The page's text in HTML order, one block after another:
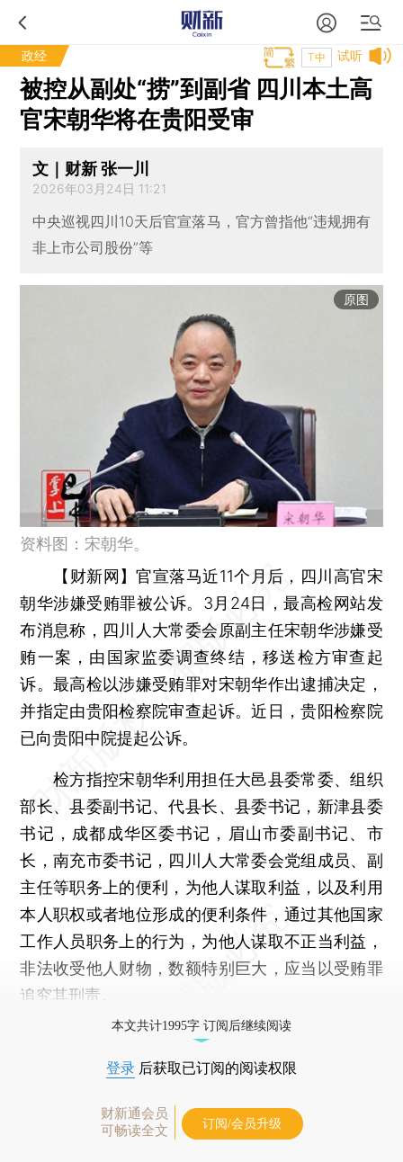
政经 试听
T中
被控从副处“捞”到副省 四川本土高
官宋朝华将在贵阳受审
文｜财新 张一川
2026年03月24日 11:21
中央巡视四川10天后官宣落马，官方曾指他“违规拥有
非上市公司股份”等
原图
资料图：宋朝华。
【财新网】官宣落马近11个月后，四川高官宋
朝华涉嫌受贿罪被公诉。3月24日，最高检网站发
布消息称，四川人大常委会原副主任宋朝华涉嫌受
贿一案，由国家监委调查终结，移送检方审查起
诉。最高检以涉嫌受贿罪对宋朝华作出逮捕决定，
并指定由贵阳检察院审查起诉。近日，贵阳检察院
已向贵阳中院提起公诉。
检方指控宋朝华利用担任大邑县委常委、组织
部长、县委副书记、代县长、县委书记，新津县委
书记，成都成华区委书记，眉山市委副书记、市
长，南充市委书记，四川人大常委会党组成员、副
主任等职务上的便利，为他人谋取利益，以及利用
本人职权或者地位形成的便利条件，通过其他国家
工作人员职务上的行为，为他人谋取不正当利益，
非法收受他人财物，数额特别巨大，应当以受贿罪
追究其刑责。
本文共计1995字 订阅后继续阅读
登录 后获取已订阅的阅读权限
财新通会员
可畅读全文
订阅/会员升级